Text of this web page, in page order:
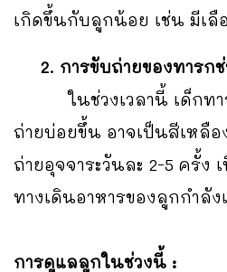
เกิดขึ้นกับลูกน้อย เช่น มีเ
2. การขับถ่ายของทารก
ในช่วงเวลานี้ เด็กทาร
ถ่ายบ่อยขึ้น อาจเป็นสีเหลื
ถ่ายอุจจาระวันละ 2-5 ครั้ง
ทางเดินอาหารของลูกกำลั
การดูแลลูกในช่วงนี้ :